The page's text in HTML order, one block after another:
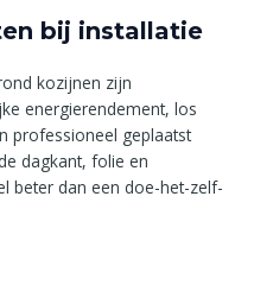
bij installatie
kozijnen zijn
energierendement, los
professioneel geplaatst
dagkant, folie en
beter dan een doe-het-zelf-